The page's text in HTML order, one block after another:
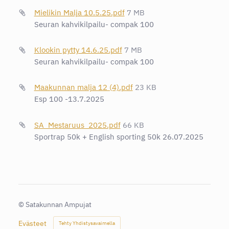
Mielikin Malja 10.5.25.pdf 7 MB
Seuran kahvikilpailu- compak 100
Klookin pytty 14.6.25.pdf 7 MB
Seuran kahvikilpailu- compak 100
Maakunnan malja 12 (4).pdf 23 KB
Esp 100 -13.7.2025
SA_Mestaruus_2025.pdf 66 KB
Sportrap 50k + English sporting 50k 26.07.2025
© Satakunnan Ampujat
Evästeet Tehty Yhdistysavaimella